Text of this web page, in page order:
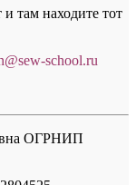
там находите тот
school.ru
ОГРНИП